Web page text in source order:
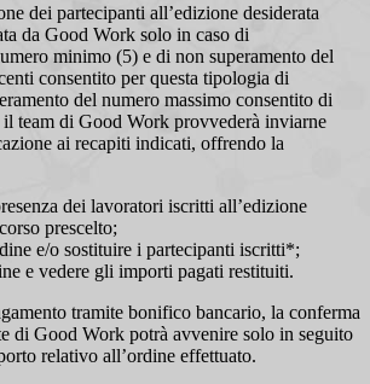
dei partecipanti all’edizione desiderata
da Good Work solo in caso di
minimo (5) e di non superamento del
consentito per questa tipologia di
del numero massimo consentito di
team di Good Work provvederà inviarne
ai recapiti indicati, offrendo la
dei lavoratori iscritti all’edizione
prescelto;
e/o sostituire i partecipanti iscritti*;
e vedere gli importi pagati restituiti.
tramite bonifico bancario, la conferma
di Good Work potrà avvenire solo in seguito
relativo all’ordine effettuato.